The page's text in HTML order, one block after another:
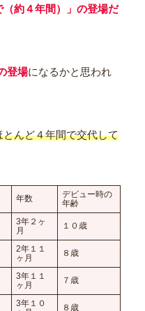
（約４年間）」の登場だ
登場になるかと思われ
んど４年間で交代して
年数
デビュー時の
年齢
3年２ヶ
月
１０歳
2年１１
ヶ月
８歳
3年１１
ヶ月
７歳
3年１０
８歳